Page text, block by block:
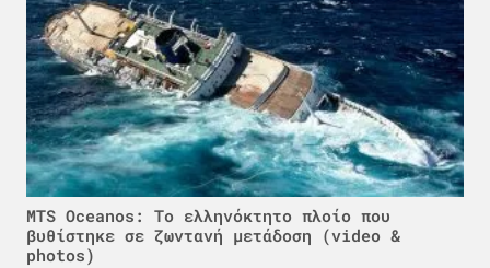
MTS Oceanos: Το ελληνόκτητο πλοίο που
βυθίστηκε σε ζωντανή μετάδοση (video &
photos)